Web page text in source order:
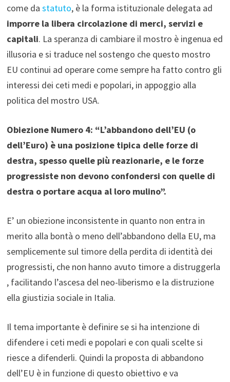
come da statuto, è la forma istituzionale delegata ad
imporre la libera circolazione di merci, servizi e
capitali. La speranza di cambiare il mostro è ingenua ed
illusoria e si traduce nel sostengo che questo mostro
EU continui ad operare come sempre ha fatto contro gli
interessi dei ceti medi e popolari, in appoggio alla
politica del mostro USA.
Obiezione Numero 4: “L’abbandono dell’EU (o
dell’Euro) è una posizione tipica delle forze di
destra, spesso quelle più reazionarie, e le forze
progressiste non devono confondersi con quelle di
destra o portare acqua al loro mulino”.
E’ un obiezione inconsistente in quanto non entra in
merito alla bontà o meno dell’abbandono della EU, ma
semplicemente sul timore della perdita di identità dei
progressisti, che non hanno avuto timore a distruggerla
, facilitando l’ascesa del neo-liberismo e la distruzione
ella giustizia sociale in Italia.
Il tema importante è definire se si ha intenzione di
difendere i ceti medi e popolari e con quali scelte si
riesce a difenderli. Quindi la proposta di abbandono
dell’EU è in funzione di questo obiettivo e va